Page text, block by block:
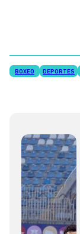
BOXEO DEPORTES